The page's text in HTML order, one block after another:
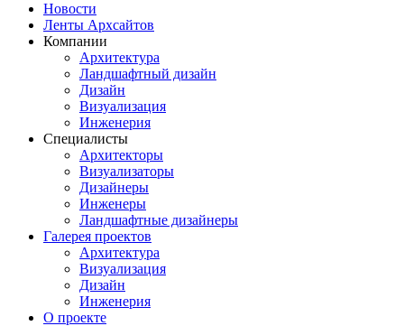
Новости
Ленты Архсайтов
Компании
Архитектура
Ландшафтный дизайн
Дизайн
Визуализация
Инженерия
Специалисты
Архитекторы
Визуализаторы
Дизайнеры
Инженеры
Ландшафтные дизайнеры
Галерея проектов
Архитектура
Визуализация
Дизайн
Инженерия
О проекте